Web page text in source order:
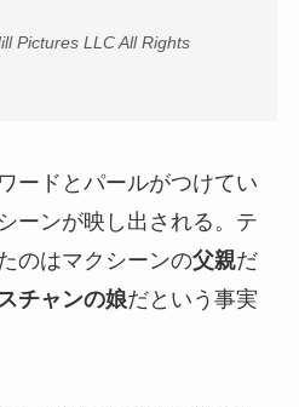
Pictures LLC All Rights
ードとパールがつけてい
ーンが映し出される。テ
のはマクシーンの父親だ
チャンの娘だという事実